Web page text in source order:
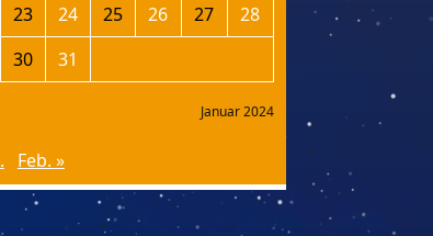
Januar 2024
23 24 25 26 27
28
30 31
Feb. »